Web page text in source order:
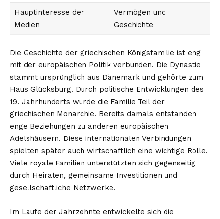
Hauptinteresse der
Medien
Vermögen und
Geschichte
Die Geschichte der griechischen Königsfamilie ist eng
mit der europäischen Politik verbunden. Die Dynastie
stammt ursprünglich aus Dänemark und gehörte zum
Haus Glücksburg. Durch politische Entwicklungen des
19. Jahrhunderts wurde die Familie Teil der
griechischen Monarchie. Bereits damals entstanden
enge Beziehungen zu anderen europäischen
Adelshäusern. Diese internationalen Verbindungen
spielten später auch wirtschaftlich eine wichtige Rolle.
Viele royale Familien unterstützten sich gegenseitig
durch Heiraten, gemeinsame Investitionen und
gesellschaftliche Netzwerke.
Im Laufe der Jahrzehnte entwickelte sich die